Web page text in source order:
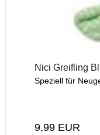
Nici Greifling
Speziell für
9,99 EUR